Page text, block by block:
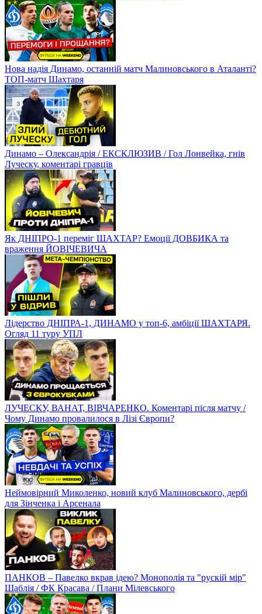
Нова надія Динамо, останній матч Малиновського в Аталанті?
ТОП-матч Шахтаря
Динамо – Олександрія / ЕКСКЛЮЗИВ / Гол Лонвейка, гнів
Луческу, коментарі гравців
Як ДНІПРО-1 переміг ШАХТАР? Емоції ДОВБИКА та
враження ЙОВІЧЕВИЧА
Лідерство ДНІПРА-1, ДИНАМО у топ-6, амбіції ШАХТАРЯ.
Огляд 11 туру УПЛ
ЛУЧЕСКУ, ВАНАТ, ВІВЧАРЕНКО. Коментарі після матчу /
Чому Динамо провалилося в Лізі Європи?
Неймовірний Миколенко, новий клуб Малиновського, дербі
для Зінченка і Арсенала
ПАНКОВ – Павелко вкрав ідею? Монополія та "рускій мір"
Шаблія / ФК Красава / Плани Мілевського